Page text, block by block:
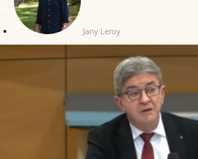
Jany Leroy